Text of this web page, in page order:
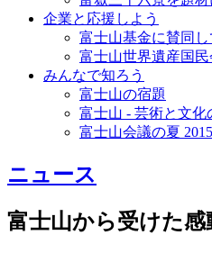
企業と応援しよう
富士山基金に賛同
富士山世界遺産国
みんなで知ろう
富士山の宿題
富士山 - 芸術と文化
富士山会議の夏 2015
ニュース
富士山から受けた